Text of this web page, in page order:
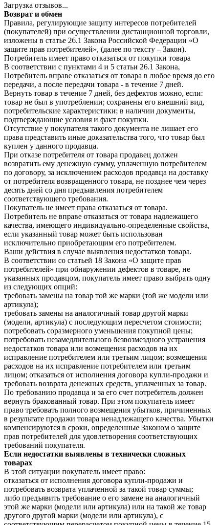
Загрузка отзывов...
Возврат и обмен
Правила, регулирующие защиту интересов потребителей
(покупателей) при осуществлении дистанционной торговли,
изложены в статье 26.1 Закона Российской Федерации «О
защите прав потребителей», (далее по тексту – Закон).
Потребитель имеет право отказаться от покупки товара
В соответствии с пунктами 4 и 5 статьи 26.1 Закона,
Потребитель вправе отказаться от товара в любое время до его
передачи, а после передачи товара - в течение 7 дней.
Вернуть товар в течение 7 дней, без дефектов можно, если:
товар не был в употреблении; сохранены его внешний вид,
потребительские характеристики; в наличии документы,
подтверждающие условия и факт покупки.
Отсутствие у покупателя такого документа не лишает его
права представить иные доказательства того, что товар был
куплен у данного продавца.
При отказе потребителя от товара продавец должен
возвратить ему денежную сумму, уплаченную потребителем
по договору, за исключением расходов продавца на доставку
от потребителя возвращенного товара, не позднее чем через
десять дней со дня предъявления потребителем
соответствующего требования.
Покупатель не имеет права отказаться от товара.
Потребитель не вправе отказаться от товара надлежащего
качества, имеющего индивидуально-определенные свойства,
если указанный товар может быть использован
исключительно приобретающим его потребителем.
Ваши действия в случае выявления недостатков товара.
В соответствии со статьей 18 Закона «О защите прав
потребителей» при обнаружении дефектов в товаре, не
указанных продавцом, покупатель имеет право выбрать одну
из следующих опций:
требовать замены на товар той же марки (той же модели или
артикула);
требовать замены на аналогичный товар другой марки
(модели, артикула) с последующим пересчетом стоимости;
потребовать соразмерного уменьшения покупной цены;
потребовать незамедлительного безвозмездного устранения
недостатков товара или возмещения расходов на их
исправление потребителем или третьим лицом; возмещения
расходов на их исправление потребителем или третьим
лицом; отказаться от исполнения договора купли-продажи и
требовать возврата денежных средств, уплаченных за товар.
По требованию продавца и за его счет потребитель должен
вернуть бракованный товар. При этом покупатель имеет
право требовать полного возмещения убытков, причиненных
в результате продажи товара ненадлежащего качества. Убытки
компенсируются в сроки, определенные Законом о защите
прав потребителей для удовлетворения соответствующих
требований покупателя.
Если недостатки выявлены в технически сложных
товарах
В этой ситуации покупатель имеет право:
отказаться от исполнения договора купли-продажи и
потребовать возврата уплаченной за такой товар суммы;
либо предъявить требование о его замене на аналогичный
этой же марки (модели или артикула) или на такой же товар
другого другой марки (модели или артикула), с